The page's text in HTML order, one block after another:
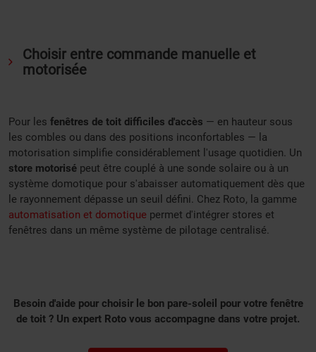
Choisir entre commande manuelle et
motorisée
Pour les fenêtres de toit difficiles d'accès — en hauteur sous
les combles ou dans des positions inconfortables — la
motorisation simplifie considérablement l'usage quotidien. Un
store motorisé peut être couplé à une sonde solaire ou à un
système domotique pour s'abaisser automatiquement dès que
le rayonnement dépasse un seuil défini. Chez Roto, la gamme
automatisation et domotique permet d'intégrer stores et
fenêtres dans un même système de pilotage centralisé.
Besoin d'aide pour choisir le bon pare-soleil pour votre fenêtre
de toit ? Un expert Roto vous accompagne dans votre projet.